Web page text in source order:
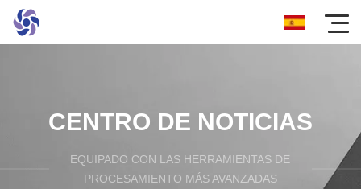
CENTRO DE NOTICIAS
EQUIPADO CON LAS HERRAMIENTAS DE
PROCESAMIENTO MÁS AVANZADAS